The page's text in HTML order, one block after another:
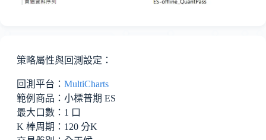
策略屬性與回測設定：
回測平台： MultiCharts
範例商品：小標普期 ES
最大口數：1 口
K 棒周期：120 分K